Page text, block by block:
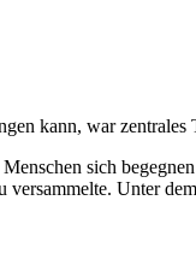
kann, war
sich
Unter